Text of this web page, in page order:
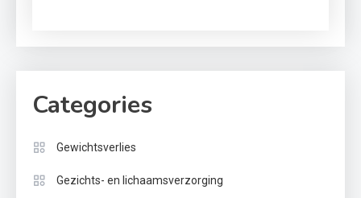
Categories
Gewichtsverlies
Gezichts- en lichaamsverzorging